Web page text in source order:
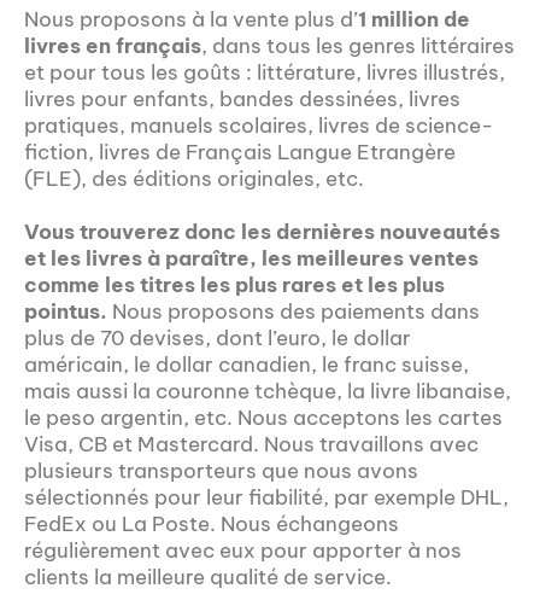
Nous proposons à la vente plus d’1 million de
livres en français, dans tous les genres littéraires
et pour tous les goûts : littérature, livres illustrés,
livres pour enfants, bandes dessinées, livres
pratiques, manuels scolaires, livres de science-
fiction, livres de Français Langue Etrangère
(FLE), des éditions originales, etc.
Vous trouverez donc les dernières nouveautés
et les livres à paraître, les meilleures ventes
comme les titres les plus rares et les plus
pointus. Nous proposons des paiements dans
plus de 70 devises, dont l’euro, le dollar
américain, le dollar canadien, le franc suisse,
mais aussi la couronne tchèque, la livre libanaise,
le peso argentin, etc. Nous acceptons les cartes
Visa, CB et Mastercard. Nous travaillons avec
plusieurs transporteurs que nous avons
sélectionnés pour leur fiabilité, par exemple DHL,
FedEx ou La Poste. Nous échangeons
régulièrement avec eux pour apporter à nos
clients la meilleure qualité de service.